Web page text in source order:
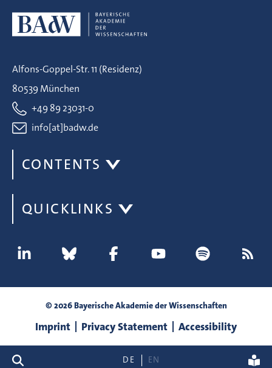
search DE EN
Alfons-Goppel-Str. 11 (Residenz)
80539 München
+49 89 23031-0
info[at]badw.de
CONTENTS
QUICKLINKS
© 2026 Bayerische Akademie der Wissenschaften
Imprint Privacy Statement Accessibility